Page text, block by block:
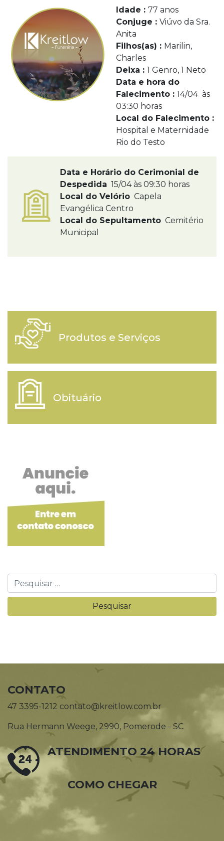
Idade : 77 anos
Conjuge : Viúvo da Sra.
Anita
Filhos(as) : Marilin,
Charles
Deixa : 1 Genro, 1 Neto
Data e hora do
Falecimento : 14/04 às
03:30 horas
Local do Falecimento :
Hospital e Maternidade
Rio do Testo
Data e Horário do Cerimonial de
Despedida 15/04 às 09:30 horas
Local do Velório Capela
Evangélica Centro
Local do Sepultamento Cemitério
Municipal
Produtos e Serviços
Obituário
CONTATO
47 3395-1212 contato@kreitlow.com.br
Rua Hermann Weege, 2990, Pomerode - SC
ATENDIMENTO 24 HORAS
COMO CHEGAR